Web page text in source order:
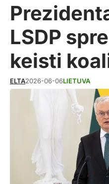
LSDP
keisti
ELTA2026-06-06LIETUVA